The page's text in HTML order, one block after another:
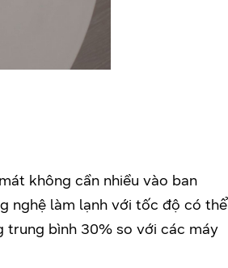
không cần nhiều vào ban
nghệ làm lạnh với tốc độ có thể
trung bình 30% so với các máy